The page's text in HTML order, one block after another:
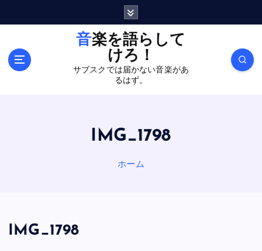
音楽を語らして
けろ！
サブスクでは届かない音楽があ
るはず。
IMG_1798
ホーム
IMG_1798